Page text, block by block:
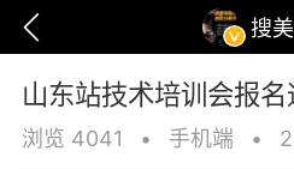
搜
山东站技术培训会报名
浏览 4041 • 手机端 •